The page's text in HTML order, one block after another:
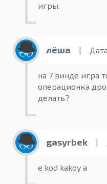
игры.
лёша |
на 7 винде игра
операционка
делать?
gasyrbek |
e kod kakoy a